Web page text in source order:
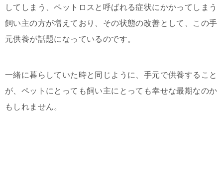
してしまう、ペットロスと呼ばれる症状にかかってしまう
飼い主の方が増えており、その状態の改善として、この手
元供養が話題になっているのです。
一緒に暮らしていた時と同じように、手元で供養すること
が、ペットにとっても飼い主にとっても幸せな最期なのか
もしれません。